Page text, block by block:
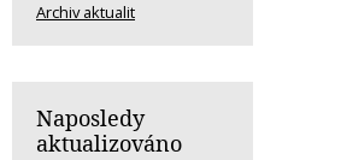
Archiv aktualit
Naposledy
aktualizováno